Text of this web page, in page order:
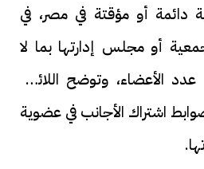
دائمة أو مؤقتة في مصر، في
أو مجلس إدارتها بما لا
25% من عدد الأعضاء، وتوضح اللائحة
ضوابط اشتراك الأجانب في عضوية